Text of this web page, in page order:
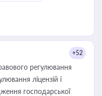
+52
регулювання
ліцензій і
господарської